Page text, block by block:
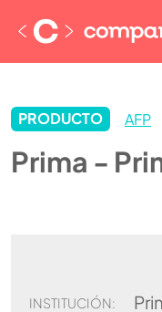
PRODUCTO AFP
Prima -
INSTITUCIÓN: